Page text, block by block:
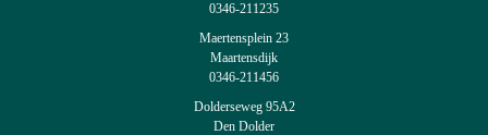
0346-211235
Maertensplein 23
Maartensdijk
0346-211456
Dolderseweg 95A2
Den Dolder